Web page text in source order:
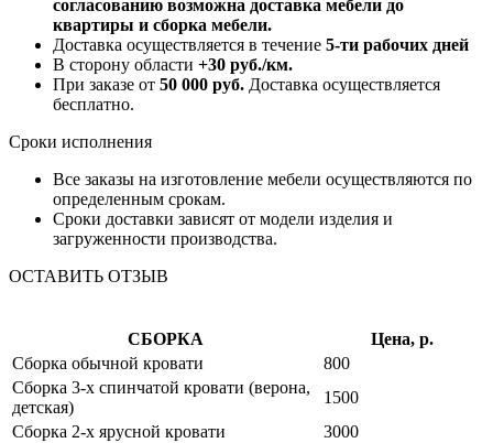
согласованию возможна доставка мебели до
квартиры и сборка мебели.
Доставка осуществляется в течение 5-ти рабочих дней
В сторону области +30 руб./км.
При заказе от 50 000 руб. Доставка осуществляется
бесплатно.
Сроки исполнения
Все заказы на изготовление мебели осуществляются по
определенным срокам.
Сроки доставки зависят от модели изделия и
загруженности производства.
ОСТАВИТЬ ОТЗЫВ
СБОРКА
Цена, р.
Сборка обычной кровати
800
Сборка 3-х спинчатой кровати (верона,
детская)
1500
Сборка 2-х ярусной кровати
3000